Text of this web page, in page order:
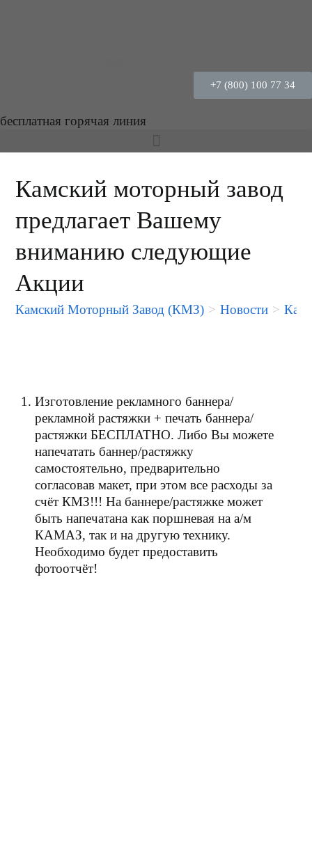
+7 (800) 100 77 34
бесплатная горячая линия
Камский моторный завод
предлагает Вашему
вниманию следующие
Акции
Камский Моторный Завод (КМЗ) > Новости >
Изготовление рекламного баннера/
рекламной растяжки + печать баннера/
растяжки БЕСПЛАТНО. Либо Вы можете
напечатать баннер/растяжку
самостоятельно, предварительно
согласовав макет, при этом все расходы за
счёт КМЗ!!! На баннере/растяжке может
быть напечатана как поршневая на а/м
КАМАЗ, так и на другую технику.
Необходимо будет предоставить
фотоотчёт!